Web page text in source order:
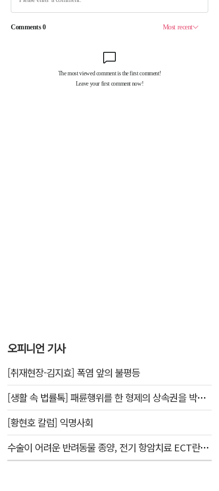
오피니언 기사
[취재현장-김지효] 폭염 앞의 불평등
[생활 속 법률톡] 패륜행위를 한 형제의 상속권을 박탈시킬 수 있을까요
[황현호 칼럼] 익명사회
수술이 어려운 반려동물 종양, 전기 항암치료 ECT란? [반려동물 건강톡톡]